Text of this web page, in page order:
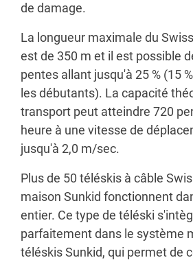
de damage.
La longueur maximale du
est de 350 m et il est possible
pentes allant jusqu'à 25 % (15
les débutants). La capacité
transport peut atteindre 720
heure à une vitesse de
jusqu'à 2,0 m/sec.
Plus de 50 téléskis à câble
maison Sunkid fonctionnent
entier. Ce type de téléski
parfaitement dans le système
téléskis Sunkid, qui permet de